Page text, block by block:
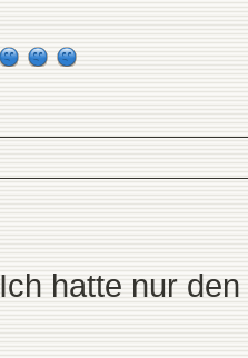
Ich hatte nur